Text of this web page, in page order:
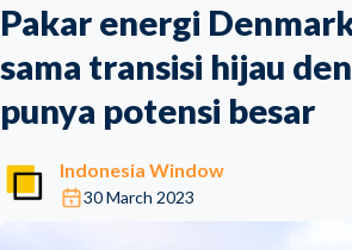
Pakar energi
sama transisi hijau
punya potensi besar
Indonesia Window
30 March 2023